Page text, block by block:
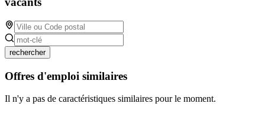
rechercher
Offres d'emploi similaires
Il n'y a pas de caractéristiques similaires pour le moment.